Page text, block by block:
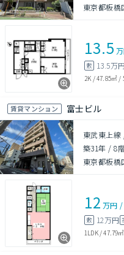
東京都板橋
13.5
敷 13.5万
2K /47.85㎡ /
賃貸マンション 富士ビル
東武東上
築31年 /8
東京都板橋
12 万円
敷 12万円
1LDK/47.79㎡